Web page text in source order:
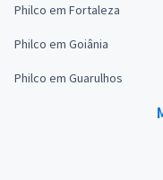
Philco em Fortaleza
Philco em Goiânia
Philco em Guarulhos